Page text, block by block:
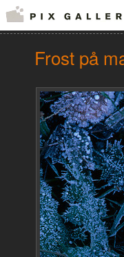
Frost på